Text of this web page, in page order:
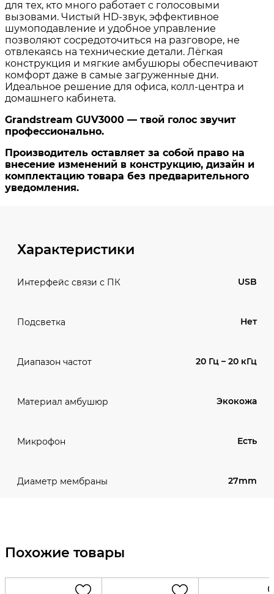
Характеристики
Интерфейс связи с ПК USB
Подсветка Нет
Диапазон частот 20 Гц – 20 кГц
Материал амбушюр Экокожа
Микрофон Есть
Диаметр мембраны 27mm
Похожие товары